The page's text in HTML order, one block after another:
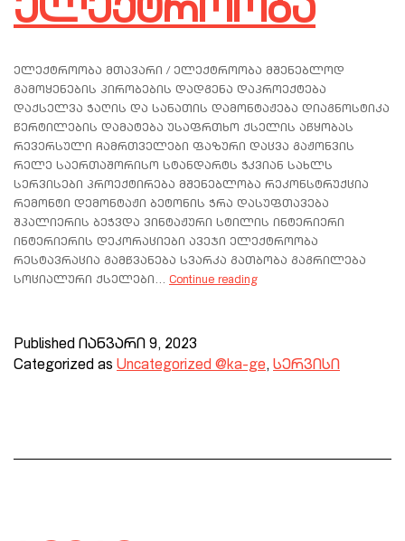
ელექტროობა
ელექტროობა მთავარი / ელექტროობა მშენებლოდ
გამოყენების პირობების დადგენა დაპროექტება
დაქსელვა ჭაღის და სანათის დამონტაჟება დიაგნოსტიკა
წერტილების დამატება უსაფრთხო ქსელის აწყობას
რევერსული ჩამრთველები ფაზური დაცვა გაჟონვის
რელე საერთაშორისო სტანდარტს ჭკვიან სახლს
სერვისები პროექტირება მშენებლობა რეკონსტრუქცია
რემონტი დემონტაჟი ბეტონის ჭრა დასუფთავება
შპალიერის ბეჭვდა ვინტაჟური სტილის ინტერიერი
ინტერიერის დეკორაციები ავეჯი ელექტროობა
რესტავრაცია გამწვანება სვარკა გათბობა გაგრილება
სოციალური ქსელები… Continue reading
Published იანვარი 9, 2023
Categorized as Uncategorized @ka-ge, სერვისი